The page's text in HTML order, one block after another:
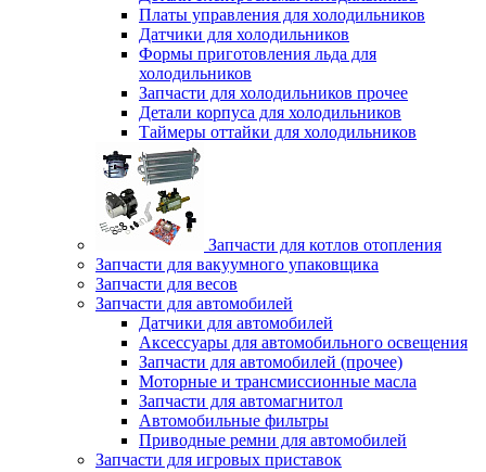
Платы управления для холодильников
Датчики для холодильников
Формы приготовления льда для
холодильников
Запчасти для холодильников прочее
Детали корпуса для холодильников
Таймеры оттайки для холодильников
Запчасти для котлов отопления
Запчасти для вакуумного упаковщика
Запчасти для весов
Запчасти для автомобилей
Датчики для автомобилей
Аксессуары для автомобильного освещения
Запчасти для автомобилей (прочее)
Моторные и трансмиссионные масла
Запчасти для автомагнитол
Автомобильные фильтры
Приводные ремни для автомобилей
Запчасти для игровых приставок